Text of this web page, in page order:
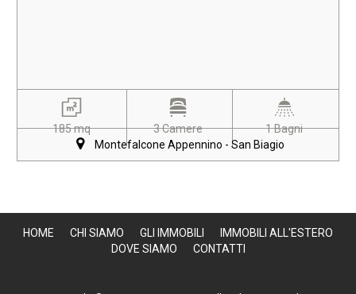
185 mq 3 Camere
1 Bagni
Montefalcone Appennino - San Biagio
HOME CHI SIAMO GLI IMMOBILI
IMMOBILI ALL'ESTERO
DOVE SIAMO
CONTATTI